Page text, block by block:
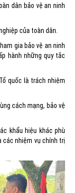
dân bảo vệ an ninh
của toàn dân.
gia bảo vệ an ninh
hành những quy tắc
quốc là trách nhiệm
cách mạng, bảo vệ
khẩu hiệu khác phù
các nhiệm vụ chính trị